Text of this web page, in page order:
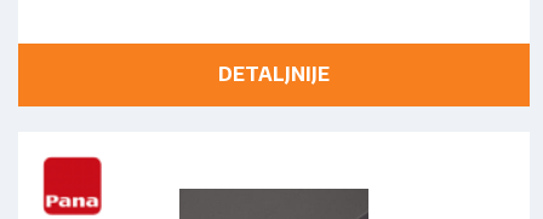
DETALJNIJE